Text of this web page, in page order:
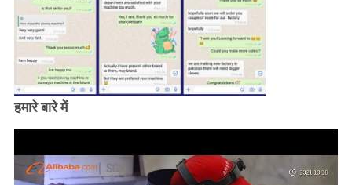
हमारे बारे में